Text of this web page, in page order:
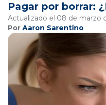
Pagar por borrar:
Actualizado el 08 de marzo
Por Aaron Sarentino